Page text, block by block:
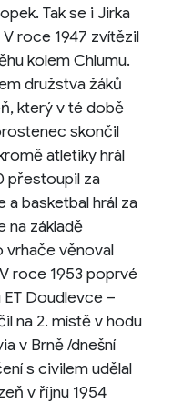
Tak se i Jirka
roce 1947 zvítězil
kolem Chlumu.
družstva žáků
který v té době
skončil
atletiky hrál
přestoupil za
basketbal hrál za
na základě
věnoval
roce 1953 poprvé
ET Doudlevce –
na 2. místě v hodu
v Brně /dnešní
s civilem udělal
v říjnu 1954